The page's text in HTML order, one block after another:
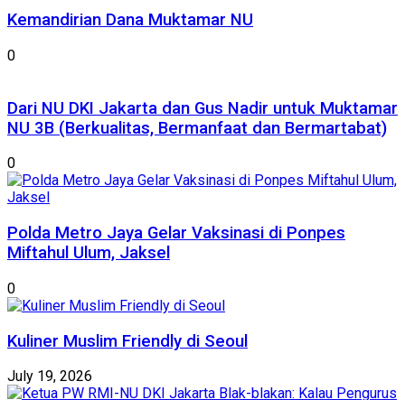
Kemandirian Dana Muktamar NU
0
Dari NU DKI Jakarta dan Gus Nadir untuk Muktamar
NU 3B (Berkualitas, Bermanfaat dan Bermartabat)
0
Polda Metro Jaya Gelar Vaksinasi di Ponpes
Miftahul Ulum, Jaksel
0
Kuliner Muslim Friendly di Seoul
July 19, 2026